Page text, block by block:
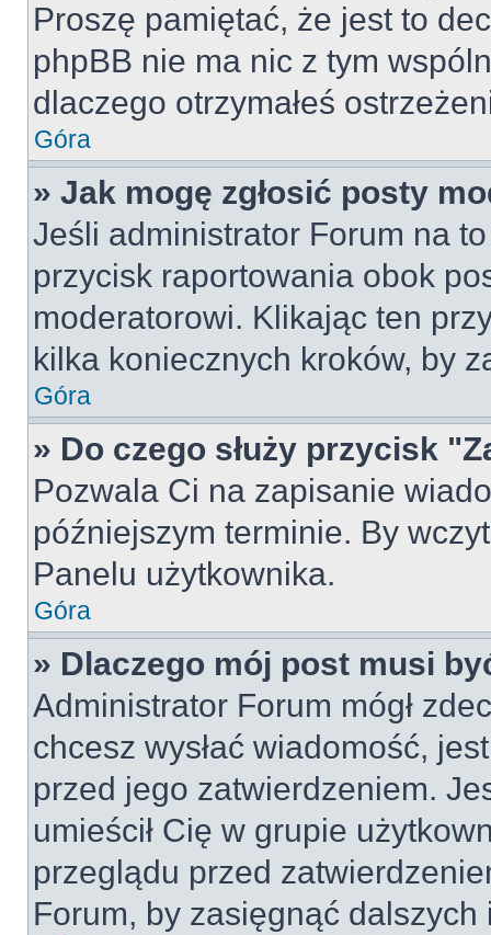
Proszę pamiętać, że jest to
phpBB nie ma nic z tym
dlaczego otrzymałeś
Góra
» Jak mogę zgłosić posty
Jeśli administrator Forum na
przycisk raportowania obok
moderatorowi. Klikając ten
kilka koniecznych kroków, by
Góra
» Do czego służy przycisk
Pozwala Ci na zapisanie
późniejszym terminie. By
Panelu użytkownika.
Góra
» Dlaczego mój post musi
Administrator Forum mógł
chcesz wysłać wiadomość,
przed jego zatwierdzeniem.
umieścił Cię w grupie
przeglądu przed
Forum, by zasięgnąć dalszych